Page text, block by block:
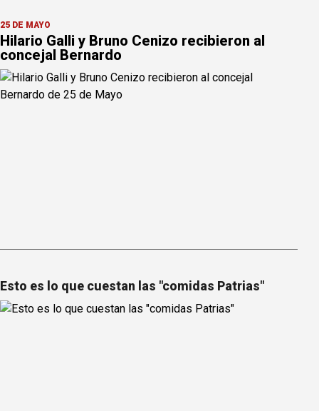
25 DE MAYO
Hilario Galli y Bruno Cenizo recibieron al
concejal Bernardo
Esto es lo que cuestan las "comidas Patrias"